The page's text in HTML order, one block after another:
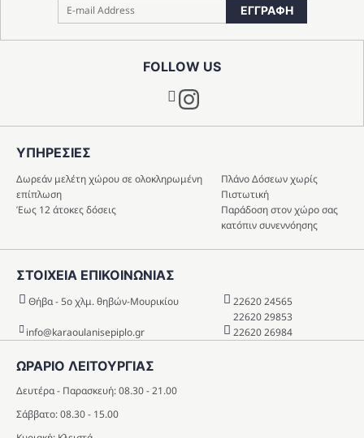
FOLLOW US
Instagram
ΕΓΓΡΑΦΗ
ΩΡΑΡΙΟ ΛΕΙΤΟΥΡΓΙΑΣ
Δευτέρα - Παρασκευή: 08.30 - 21.00
Σάββατο: 08.30 - 15.00
ΥΠΗΡΕΣIΕΣ
Δωρεάν μελέτη χώρου σε ολοκληρωμένη
επίπλωση
Πλάνο Δόσεων χωρίς
Πιστωτική
Έως 12 άτοκες δόσεις
Παράδοση στον χώρο σας
κατόπιν συνεννόησης
ΣΤΟΙΧΕΙΑ ΕΠΙΚΟΙΝΩΝΙΑΣ
Θήβα - 5o χλμ. θηβών-Μουρικίου
22620 24565
22620 29853
info@karaoulanisepiplo.gr
22620 26984